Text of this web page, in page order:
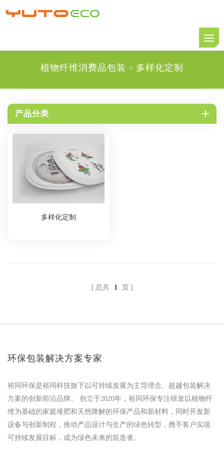
植物纤维消费品包装 > 多样化定制
产品分类
多样化定制
总共 1 页
环保包装解决方案专家
裕同环保是裕同科技旗下以可持续发展为主导理念、超越包装解决
方案的创新前沿品牌。 创立于2020年，裕同环保专注研发以植物纤
维为基础的家庭堆肥和天然降解的环保产品和新材料，同时开发新
设备与创新制程，推动产品设计与生产的绿色转型，携手客户实现
可持续发展目标，成为绿色未来的筑造者。